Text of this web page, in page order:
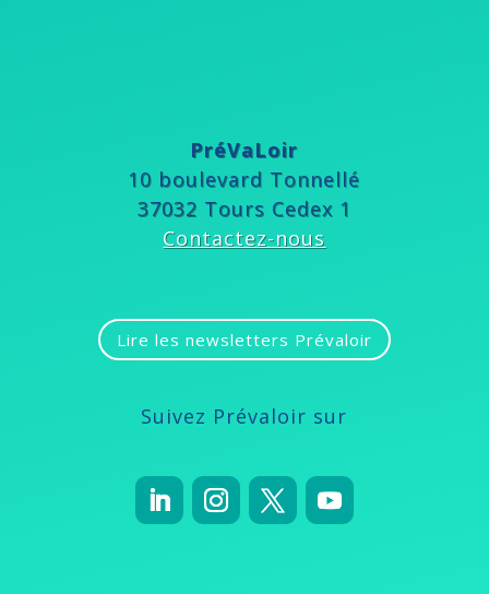
PréVaLoir
10 boulevard Tonnellé
37032 Tours Cedex 1
Contactez-nous
Lire les newsletters Prévaloir
Suivez Prévaloir sur